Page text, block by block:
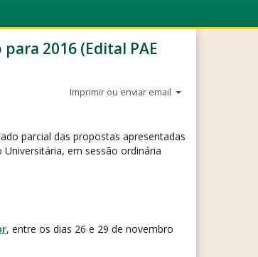
2016 (Edital PAE
Imprimir ou enviar email
parcial das propostas apresentadas
em sessão ordinária
, entre os dias 26 e 29 de novembro